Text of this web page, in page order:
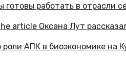
готовы работать в отрасли
роли АПК в биоэкономике на